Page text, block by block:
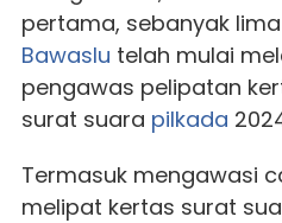
pertama, sebanyak
Bawaslu telah mulai
pengawas pelipatan
surat suara pilkada
Termasuk mengawasi
melipat kertas surat